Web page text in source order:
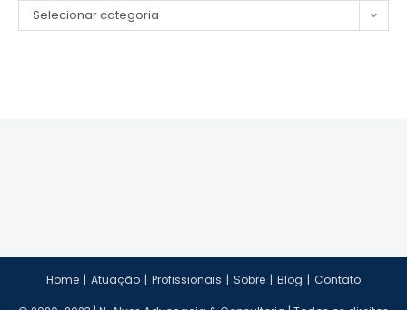
Selecionar categoria
Home Atuação Profissionais Sobre Blog Contato